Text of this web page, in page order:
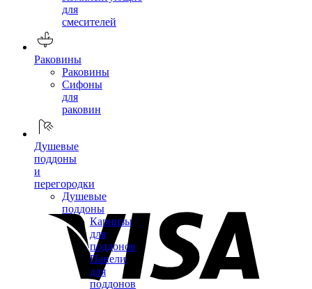
для
смесителей
Раковины
Раковины
Сифоны
для
раковин
Душевые
поддоны
и
перегородки
Душевые
поддоны
Карнизы
для
поддонов
Панели
для
поддонов